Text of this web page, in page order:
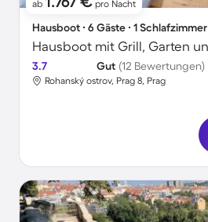
ab pro Nacht
Hausboot ∙ 6 Gäste ∙ 1 Schlafzimmer
3.7 Gut (12 Bewertungen)
Rohanský ostrov, Prag 8, Prag